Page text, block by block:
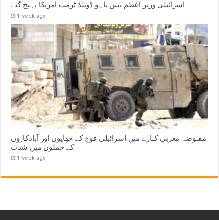
اسرائیلی وزیر اعظم نیتن یاہو ڈونلڈ ٹرمپ امریکا پہنچ گئے
1 week ago
مقبوضہ مغربی کنارے میں اسرائیلی فوج کے چھاپوں اور آبادکاروں
کے حملوں میں شدت
1 week ago